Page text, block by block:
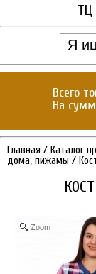
ТЦ
Всего
На
Главная / Каталог
дома, пижамы /
Zoom